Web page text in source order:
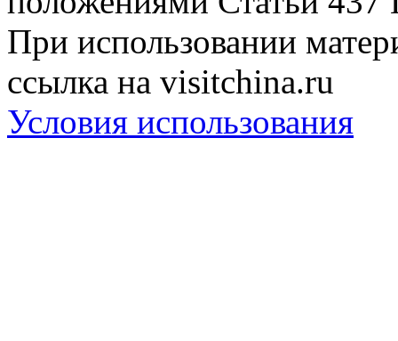
При использовании
ссылка на visitchina.ru
Условия использования